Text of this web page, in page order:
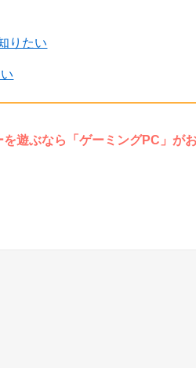
りたい
遊ぶなら「ゲーミングPC」が